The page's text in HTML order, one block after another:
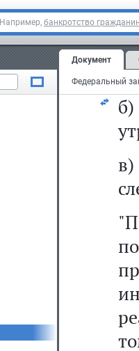
Например, банкротство
Документ